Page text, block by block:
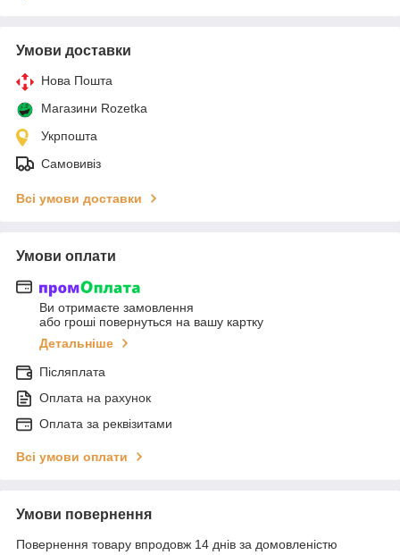
Умови доставки
Нова Пошта
Магазини Rozetka
Укрпошта
Самовивіз
Всі умови доставки
Умови оплати
Ви отримаєте замовлення
або гроші повернуться на вашу картку
Детальніше
Післяплата
Оплата на рахунок
Оплата за реквізитами
Всі умови оплати
Умови повернення
Повернення товару впродовж 14 днів за домовленістю